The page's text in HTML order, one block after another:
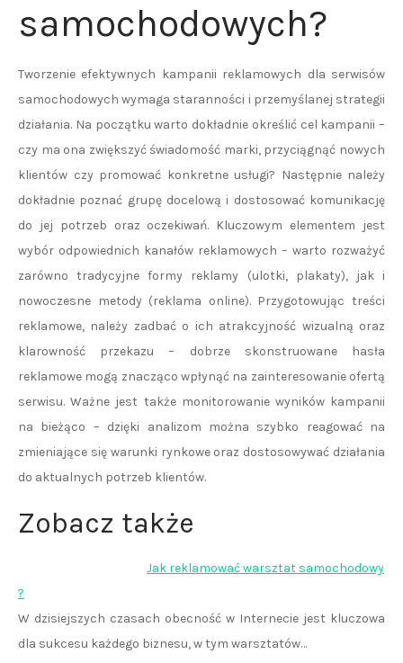
samochodowych?
Tworzenie efektywnych kampanii reklamowych dla serwisów
samochodowych wymaga staranności i przemyślanej strategii
działania. Na początku warto dokładnie określić cel kampanii –
czy ma ona zwiększyć świadomość marki, przyciągnąć nowych
klientów czy promować konkretne usługi? Następnie należy
dokładnie poznać grupę docelową i dostosować komunikację
do jej potrzeb oraz oczekiwań. Kluczowym elementem jest
wybór odpowiednich kanałów reklamowych – warto rozważyć
zarówno tradycyjne formy reklamy (ulotki, plakaty), jak i
nowoczesne metody (reklama online). Przygotowując treści
reklamowe, należy zadbać o ich atrakcyjność wizualną oraz
klarowność przekazu – dobrze skonstruowane hasła
reklamowe mogą znacząco wpłynąć na zainteresowanie ofertą
serwisu. Ważne jest także monitorowanie wyników kampanii
na bieżąco – dzięki analizom można szybko reagować na
zmieniające się warunki rynkowe oraz dostosowywać działania
do aktualnych potrzeb klientów.
Zobacz także
Jak reklamować warsztat samochodowy
?
W dzisiejszych czasach obecność w Internecie jest kluczowa
dla sukcesu każdego biznesu, w tym warsztatów…